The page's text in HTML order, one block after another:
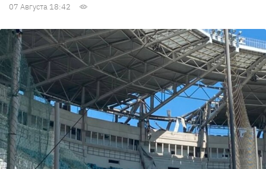
07 Августа 18:42